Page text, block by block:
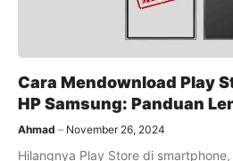
Cara Mendownload Play
HP Samsung: Panduan
Ahmad November 26, 2024
Hilangnya Play Store di